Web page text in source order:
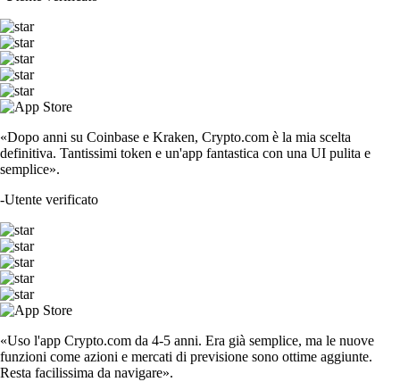
«Dopo anni su Coinbase e Kraken, Crypto.com è la mia scelta
definitiva. Tantissimi token e un'app fantastica con una UI pulita e
semplice».
-Utente verificato
«Uso l'app Crypto.com da 4-5 anni. Era già semplice, ma le nuove
funzioni come azioni e mercati di previsione sono ottime aggiunte.
Resta facilissima da navigare».